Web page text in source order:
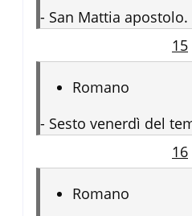
- San Mattia apostolo.
15
Romano
- Sesto venerdì del
16
Romano